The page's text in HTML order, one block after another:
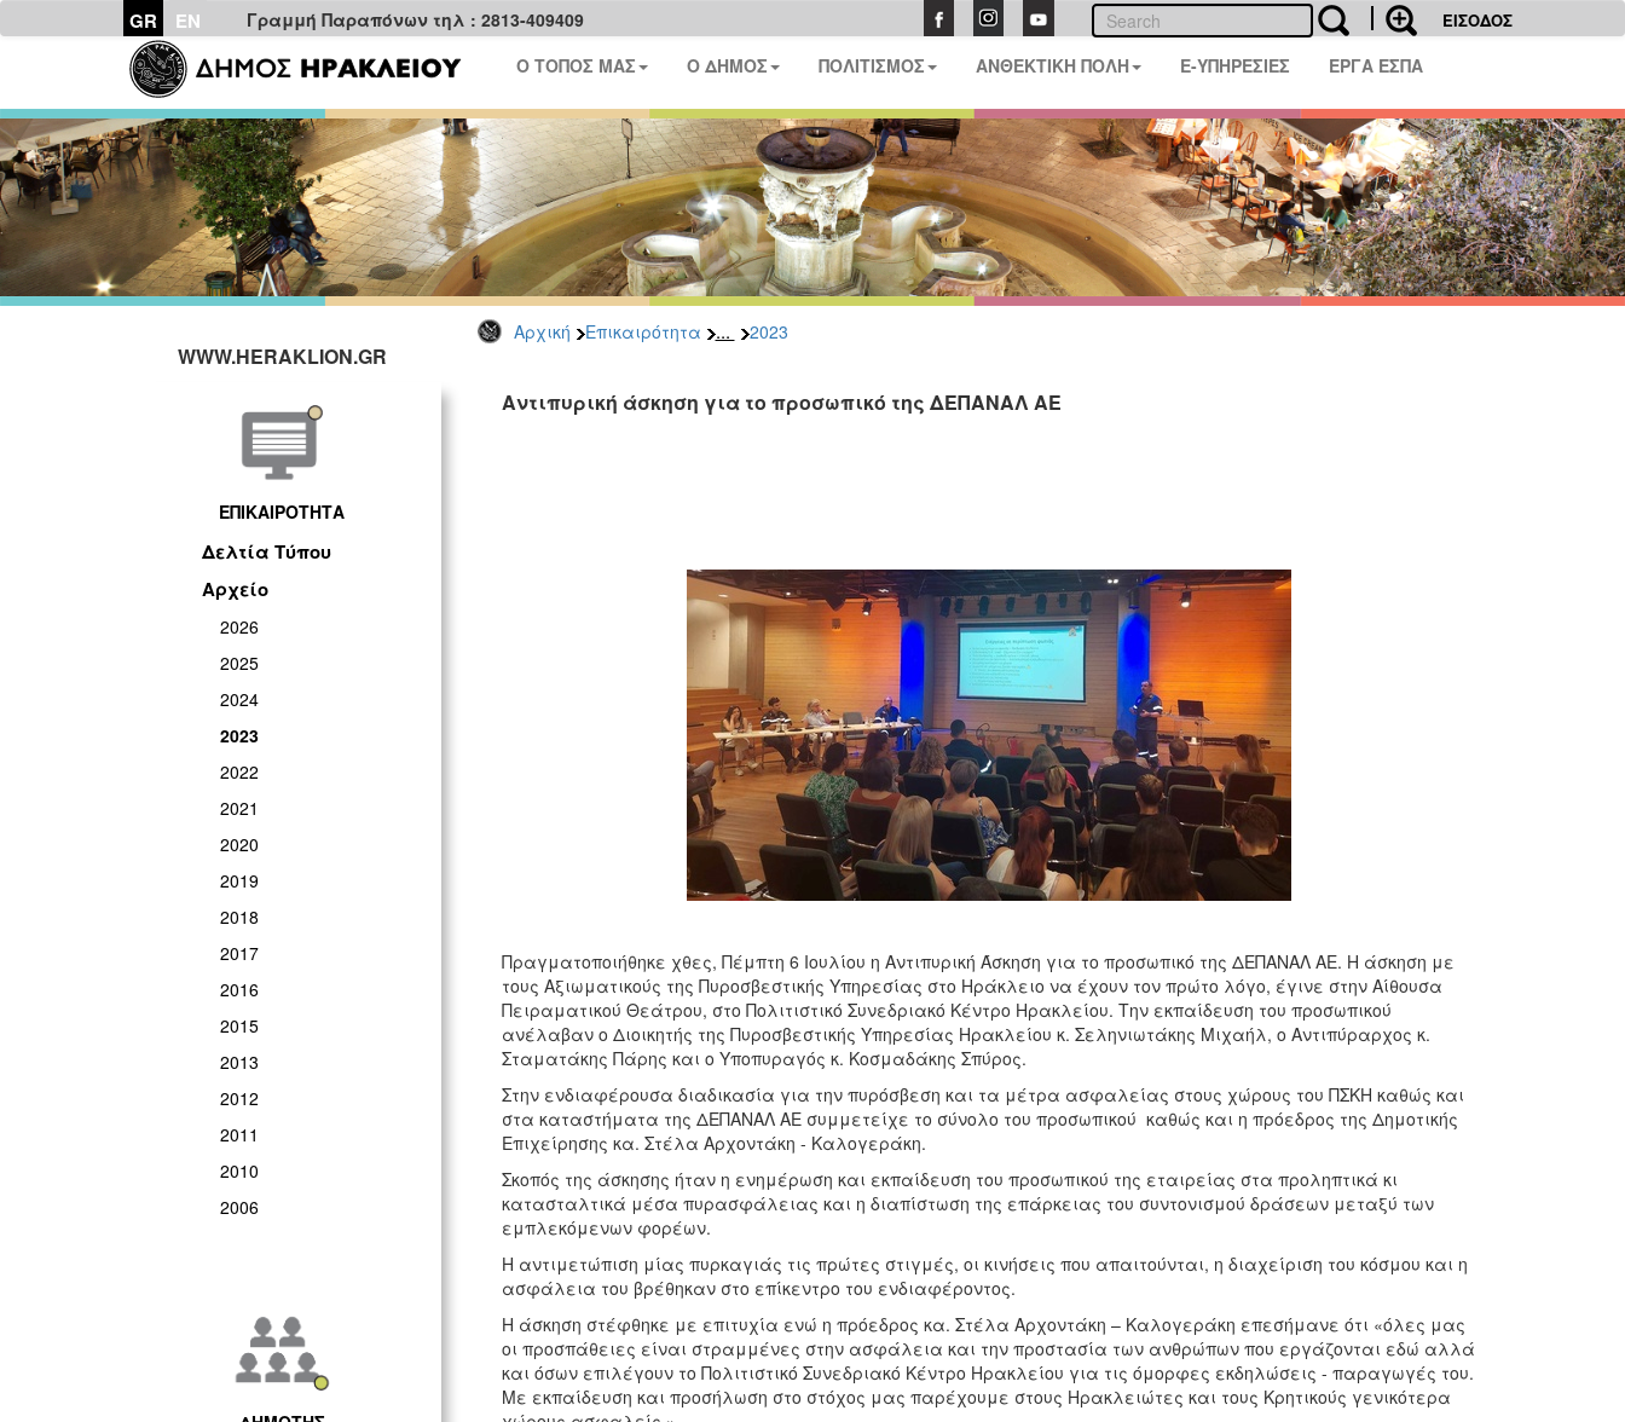
GR EN Γραμμή Παραπόνων τηλ : 2813-409409 ΕΙΣΟΔΟΣ
Ο ΤΟΠΟΣ ΜΑΣ Ο ΔΗΜΟΣ ΠΟΛΙΤΙΣΜΟΣ ΑΝΘΕΚΤΙΚΗ ΠΟΛΗ E-ΥΠΗΡΕΣΙΕΣ ΕΡΓΑ ΕΣΠΑ
Αρχική Επικαιρότητα ... 2023
WWW.HERAKLION.GR
ΕΠΙΚΑΙΡΟΤΗΤΑ
Δελτία Τύπου
Αρχείο
2026
2025
2024
2023
2022
2021
2020
2019
2018
2017
2016
2015
2013
2012
2011
2010
2006
Αντιπυρική άσκηση για το προσωπικό της ΔΕΠΑΝΑΛ ΑΕ
Πραγματοποιήθηκε χθες, Πέμπτη 6 Ιουλίου η Αντιπυρική Άσκηση για το προσωπικό της ΔΕΠΑΝΑΛ ΑΕ. Η άσκηση με
τους Αξιωματικούς της Πυροσβεστικής Υπηρεσίας στο Ηράκλειο να έχουν τον πρώτο λόγο, έγινε στην Αίθουσα
Πειραματικού Θεάτρου, στο Πολιτιστικό Συνεδριακό Κέντρο Ηρακλείου. Την εκπαίδευση του προσωπικού
ανέλαβαν ο Διοικητής της Πυροσβεστικής Υπηρεσίας Ηρακλείου κ. Σεληνιωτάκης Μιχαήλ, ο Αντιπύραρχος κ.
Σταματάκης Πάρης και ο Υποπυραγός κ. Κοσμαδάκης Σπύρος.
Στην ενδιαφέρουσα διαδικασία για την πυρόσβεση και τα μέτρα ασφαλείας στους χώρους του ΠΣΚΗ καθώς και
στα καταστήματα της ΔΕΠΑΝΑΛ ΑΕ συμμετείχε το σύνολο του προσωπικού καθώς και η πρόεδρος της Δημοτικής
Επιχείρησης κα. Στέλα Αρχοντάκη - Καλογεράκη.
Σκοπός της άσκησης ήταν η ενημέρωση και εκπαίδευση του προσωπικού της εταιρείας στα προληπτικά κι
κατασταλτικά μέσα πυρασφάλειας και η διαπίστωση της επάρκειας του συντονισμού δράσεων μεταξύ των
εμπλεκόμενων φορέων.
Η αντιμετώπιση μίας πυρκαγιάς τις πρώτες στιγμές, οι κινήσεις που απαιτούνται, η διαχείριση του κόσμου και η
ασφάλεια του βρέθηκαν στο επίκεντρο του ενδιαφέροντος.
Η άσκηση στέφθηκε με επιτυχία ενώ η πρόεδρος κα. Στέλα Αρχοντάκη – Καλογεράκη επεσήμανε ότι «όλες μας
οι προσπάθειες είναι στραμμένες στην ασφάλεια και την προστασία των ανθρώπων που εργάζονται εδώ αλλά
και όσων επιλέγουν το Πολιτιστικό Συνεδριακό Κέντρο Ηρακλείου για τις όμορφες εκδηλώσεις - παραγωγές του.
Με εκπαίδευση και προσήλωση στο στόχος μας παρέχουμε στους Ηρακλειώτες και τους Κρητικούς γενικότερα